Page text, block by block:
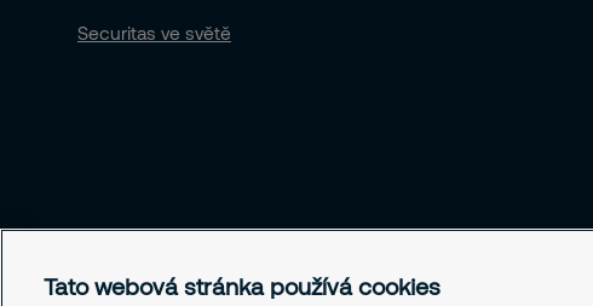
Securitas ve světě
Tato webová stránka používá cookies